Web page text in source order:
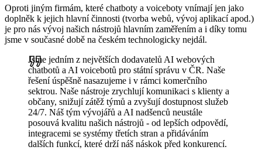
Oproti jiným firmám, které chatboty a voiceboty vnímají jen jako
doplněk k jejich hlavní činnosti (tvorba webů, vývoj aplikací apod.)
je pro nás vývoj našich nástrojů hlavním zaměřením a i díky tomu
jsme v současné době na českém technologicky nejdál.
Jsme jedním z největších dodavatelů AI webových
chatbotů a AI voicebotů pro státní správu v ČR. Naše
řešení úspěšně nasazujeme i v rámci komerčního
sektrou. Naše nástroje zrychlují komunikaci s klienty a
občany, snižují zátěž týmů a zvyšují dostupnost služeb
24/7. Náš tým vývojářů a AI nadšenců neustále
posouvá kvalitu našich nástrojů - od lepších odpovědí,
integracemi se systémy třetích stran a přidáváním
dalších funkcí, které drží náš náskok před konkurencí.